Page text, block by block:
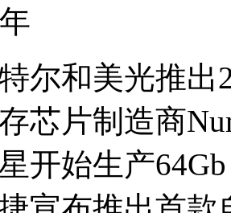
尔和美光推出
芯片制造商
开始生产